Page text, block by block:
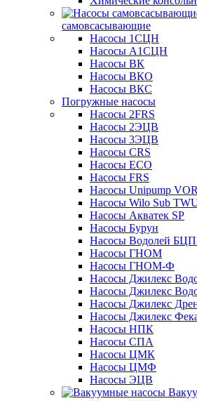
самовсасывающие
Насосы 1СЦН
Насосы А1СЦН
Насосы ВК
Насосы ВКО
Насосы ВКС
Погружные насосы
Насосы 2FRS
Насосы 2ЭЦВ
Насосы 3ЭЦВ
Насосы CRS
Насосы ECO
Насосы FRS
Насосы Unipump
Насосы Wilo Sub
Насосы Акватек SP
Насосы Бурун
Насосы Водолей
Насосы ГНОМ
Насосы ГНОМ-Ф
Насосы Джилекс
Насосы Джилекс
Насосы Джилекс
Насосы Джилекс
Насосы НПК
Насосы СПА
Насосы ЦМК
Насосы ЦМФ
Насосы ЭЦВ